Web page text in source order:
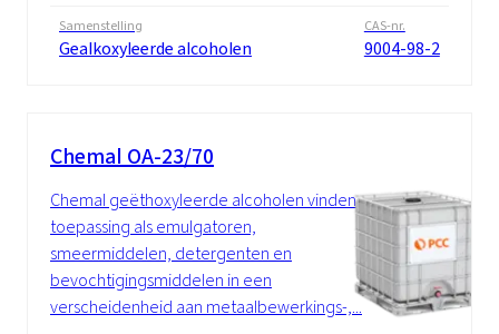
Samenstelling
Gealkoxyleerde alcoholen
CAS-nr.
9004-98-2
Chemal OA-23/70
Chemal geëthoxyleerde alcoholen vinden
toepassing als emulgatoren,
smeermiddelen, detergenten en
bevochtigingsmiddelen in een
verscheidenheid aan metaalbewerkings-,...